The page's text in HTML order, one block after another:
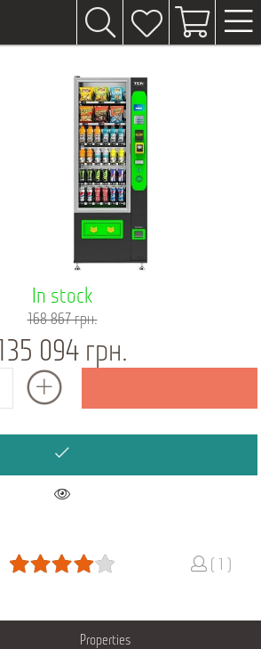
In stock
168 867 грн.
135 094 грн.
( 1 )
Properties